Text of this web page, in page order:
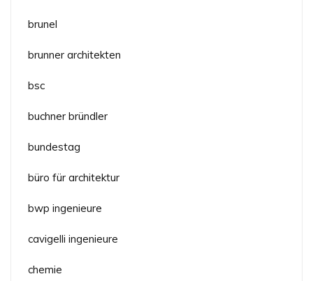
brunel
brunner architekten
bsc
buchner bründler
bundestag
büro für architektur
bwp ingenieure
cavigelli ingenieure
chemie